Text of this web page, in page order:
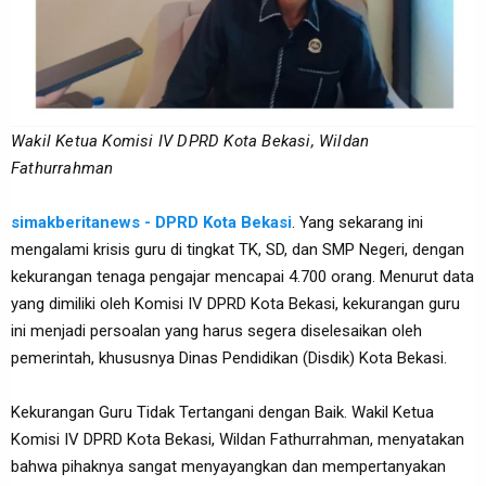
Wakil Ketua Komisi IV DPRD Kota Bekasi, Wildan
Fathurrahman
simakberitanews - DPRD Kota Bekasi. Yang sekarang ini
mengalami krisis guru di tingkat TK, SD, dan SMP Negeri, dengan
kekurangan tenaga pengajar mencapai 4.700 orang. Menurut data
yang dimiliki oleh Komisi IV DPRD Kota Bekasi, kekurangan guru
ini menjadi persoalan yang harus segera diselesaikan oleh
pemerintah, khususnya Dinas Pendidikan (Disdik) Kota Bekasi.
Kekurangan Guru Tidak Tertangani dengan Baik. Wakil Ketua
Komisi IV DPRD Kota Bekasi, Wildan Fathurrahman, menyatakan
bahwa pihaknya sangat menyayangkan dan mempertanyakan